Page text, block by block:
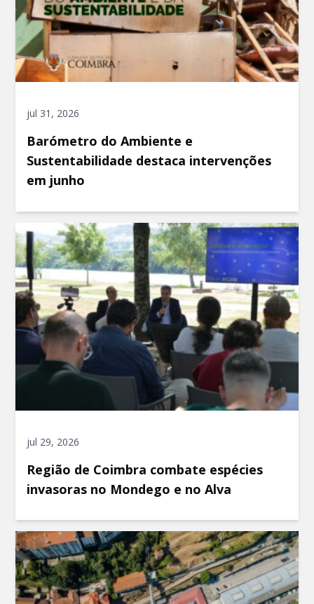
jul 31, 2026
Barómetro do Ambiente e
Sustentabilidade destaca intervenções
em junho
jul 29, 2026
Região de Coimbra combate espécies
invasoras no Mondego e no Alva